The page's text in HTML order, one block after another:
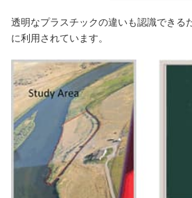
透明なプラスチックの違いも認識できる
に利用されています。